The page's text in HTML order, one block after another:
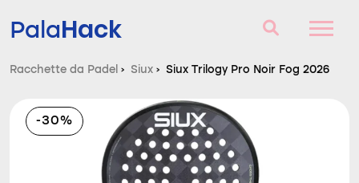
PalaHack
Racchette da Padel
Domande e risposte
Comparatore
Racchette da Padel › Siux › Siux Trilogy Pro Noir Fog 2026
-30%